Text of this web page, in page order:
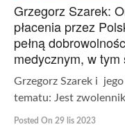
Grzegorz Szarek:
płacenia przez
pełną
medycznym, w tym
Grzegorz Szarek i
tematu: Jest
Posted On 29 lis 2023